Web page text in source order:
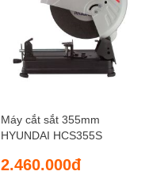
Máy cắt sắt 355mm
HYUNDAI HCS355S
2.460.000đ